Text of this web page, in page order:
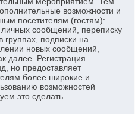
возможности и
посетителям (гостям):
сообщений, переписку
группах, подписки на
новых сообщений,
далее. Регистрация
но предоставляет
более широкие и
возможностей
это сделать.